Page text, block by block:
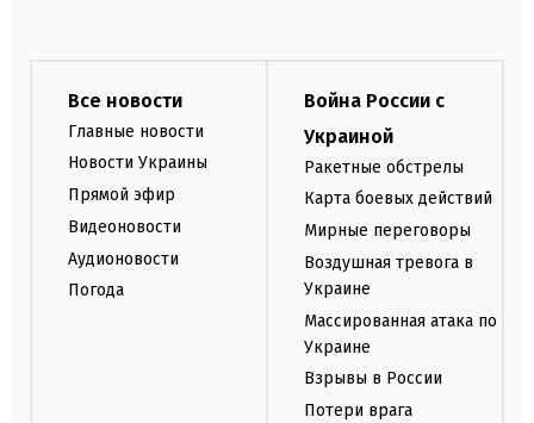
Все новости
Главные новости
Новости Украины
Прямой эфир
Видеоновости
Аудионовости
Погода
Война России с
Украиной
Ракетные обстрелы
Карта боевых действий
Мирные переговоры
Воздушная тревога в
Украине
Массированная атака по
Украине
Взрывы в России
Потери врага